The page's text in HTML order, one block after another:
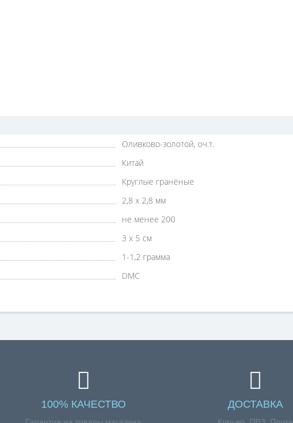
Оливково-золотой, оч.т.
Китай
Круглые гранёные
2,8 х 2,8 мм
не менее 200
3 х 5 см
1-1,2 грамма
DMC
100% КАЧЕСТВО ДОСТАВКА